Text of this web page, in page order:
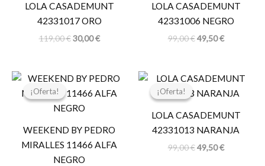
LOLA CASADEMUNT
42331017 ORO
119,00€
119,00 €.
30,00€
30,00 €.
LOLA CASADEMUNT
42331006 NEGRO
99,00€
99,00 €.
49,50€
49,50 €.
¡Oferta!
¡Oferta!
WEEKEND BY PEDRO
MIRALLES 11466 ALFA
NEGRO
El
original
era:
El
actual
¡Oferta!
¡Oferta!
LOLA CASADEMUNT
42331013 NARANJA
99,00€
El
original
99,00 €.
49,50€
El
actual
49,50 €.